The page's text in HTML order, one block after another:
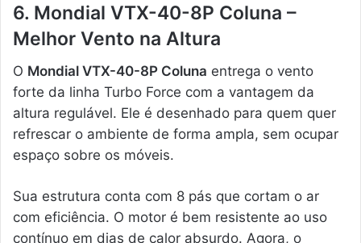
6. Mondial VTX-40-8P Coluna –
Melhor Vento na Altura
O Mondial VTX-40-8P Coluna entrega o vento
forte da linha Turbo Force com a vantagem da
altura regulável. Ele é desenhado para quem quer
refrescar o ambiente de forma ampla, sem ocupar
espaço sobre os móveis.
Sua estrutura conta com 8 pás que cortam o ar
com eficiência. O motor é bem resistente ao uso
contínuo em dias de calor absurdo. Agora, o